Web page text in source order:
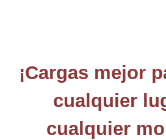
¡Cargas mejor
cualquier
cualquier